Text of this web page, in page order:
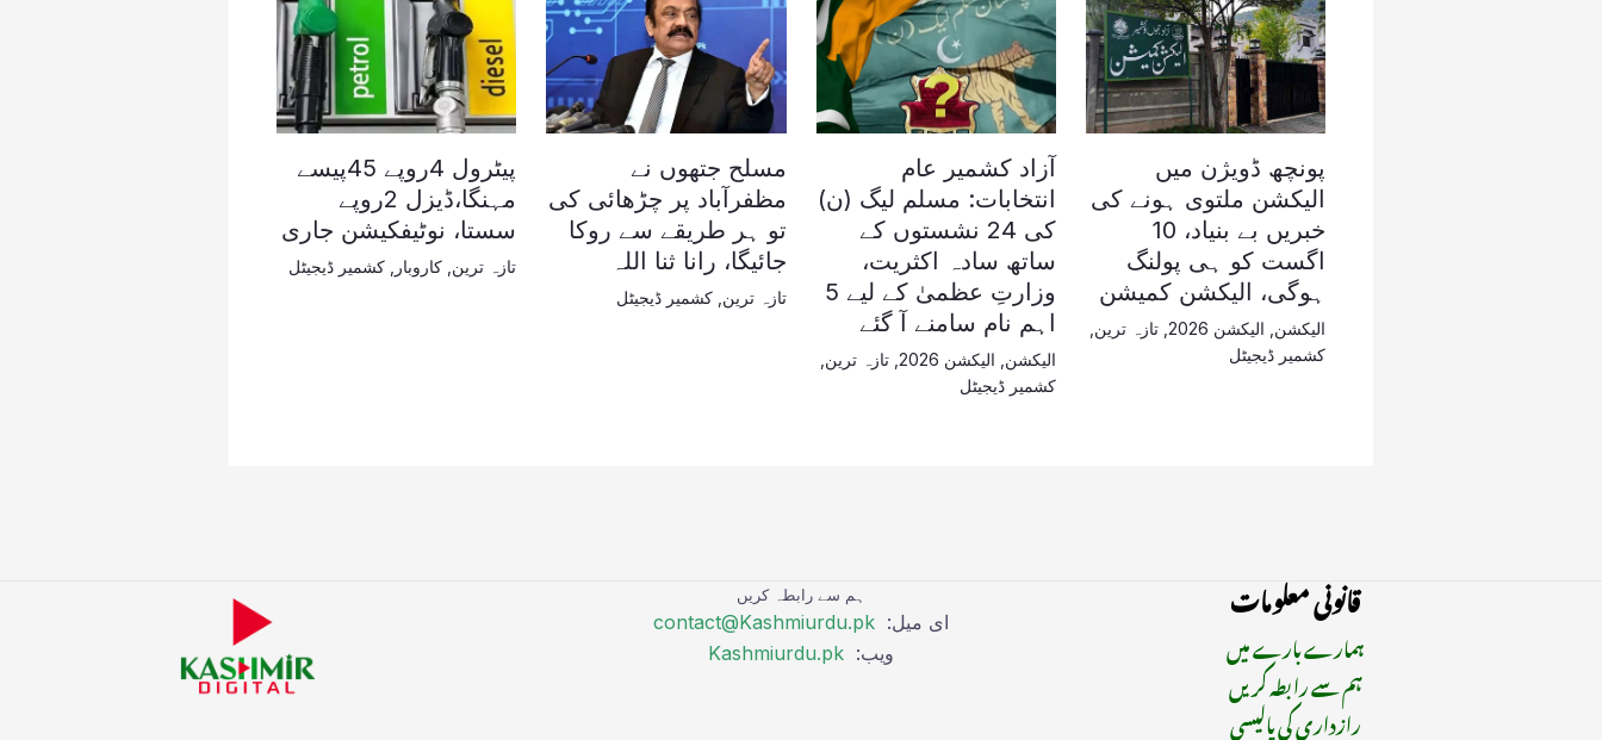
پونچھ ڈویژن میں
الیکشن ملتوی ہونے کی
خبریں بے بنیاد، 10
اگست کو ہی پولنگ
ہوگی، الیکشن کمیشن
الیکشن الیکشن 2026 تازہ ترین
کشمیر ڈیجیٹل
آزاد کشمیر عام
انتخابات: مسلم لیگ (ن)
کی 24 نشستوں کے
ساتھ سادہ اکثریت،
وزارتِ عظمیٰ کے لیے 5
اہم نام سامنے آ گئے
الیکشن الیکشن 2026 ,تازہ ترین
کشمیر ڈیجیٹل
مسلح جتھوں نے
مظفرآباد پر چڑھائی کی
تو ہر طریقے سے روکا
جائیگا، رانا ثنا اللہ
تازہ ترین ,کشمیر ڈیجیٹل
پیٹرول 4روپے 45پیسے
مہنگا،ڈیزل 2روپے
سستا، نوٹیفکیشن جاری
تازہ ترین کاروبار کشمیر ڈیجیٹل
قانونی معلومات
ہمارے بارے میں
ہم سے رابطہ کریں
رازداری کی پالیسی
ہم سے رابطہ کریں
ای میل: contact@Kashmiurdu.pk
ویب: Kashmiurdu.pk